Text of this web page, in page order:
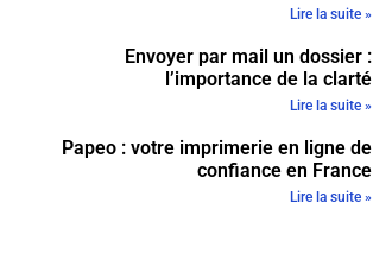
Lire la suite »
Envoyer par mail un dossier :
l’importance de la clarté
Lire la suite »
Papeo : votre imprimerie en ligne de
confiance en France
Lire la suite »